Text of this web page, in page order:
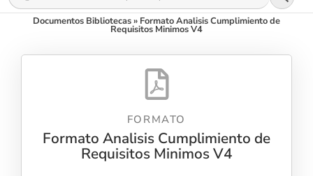
Documentos Bibliotecas» Formato Analisis Cumplimiento de
Requisitos Minimos V4
FORMATO
Formato Analisis Cumplimiento de
Requisitos Minimos V4